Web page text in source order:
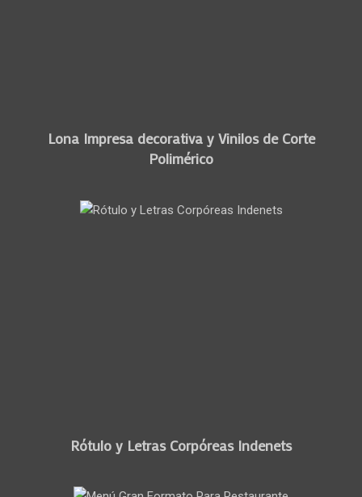
Lona Impresa decorativa y Vinilos de Corte
Polimérico
Rótulo y Letras Corpóreas Indenets